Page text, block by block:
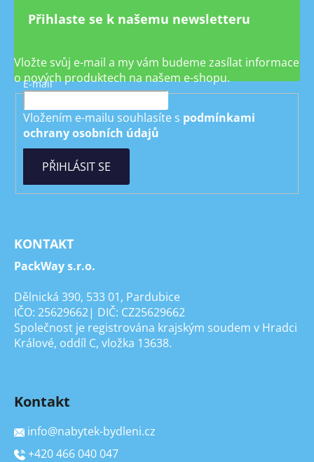
Přihlaste se k našemu newsletteru
Vložte svůj e-mail a my vám budeme zasílat informace
o nových produktech na našem e-shopu.
E-mail
Vložením e-mailu souhlasíte s podmínkami
ochrany osobních údajů
PŘIHLÁSIT SE
KONTAKT
PackWay s.r.o.
Dělnická 390, 533 01, Pardubice
IČO: 25629662| DIČ: CZ25629662
Společnost je registrována krajským soudem v Hradci
Králové, oddíl C, vložka 13638.
Kontakt
info@nabytek-bydleni.cz
+420 466 040 047